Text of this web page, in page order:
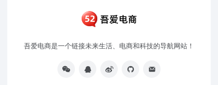
吾爱电商是一个链接未来生活、电商和科技的导航网站！